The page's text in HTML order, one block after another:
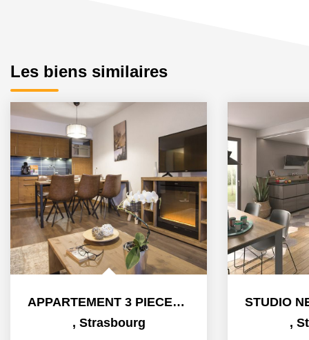
Les biens similaires
APPARTEMENT 3 PIECES - PROGRAMME QUARTIER DU DANUBE A...
, Strasbourg ,